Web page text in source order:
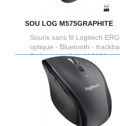
SOU LOG M575GRAPHITE
Souris sans fil Logitech
optique - Bluetooth -
Reference :910-005872